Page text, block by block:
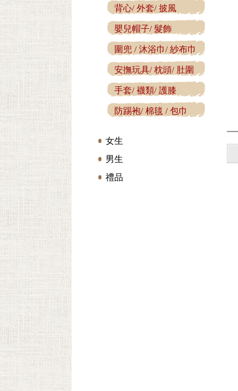
背心/ 外套/ 披風
嬰兒帽子/ 髮飾
圍兜 / 沐浴巾/ 紗布巾
安撫玩具/ 枕頭/ 肚圍
手套/ 襪類/ 護膝
防踢袍/ 棉毯 / 包巾
女生
男生
禮品